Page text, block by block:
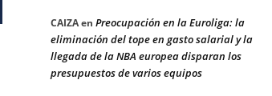
CAIZAen Preocupación en la Euroliga: la
eliminación del tope en gasto salarial y la
llegada de la NBA europea disparan los
presupuestos de varios equipos